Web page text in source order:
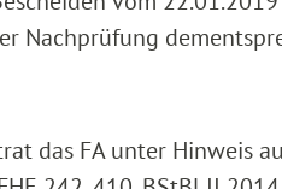
Nachprüfung
das FA unter Hinweis